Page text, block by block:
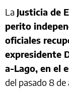
La Justicia de
perito
oficiales
expresidente
a-Lago, en el
del pasado 8